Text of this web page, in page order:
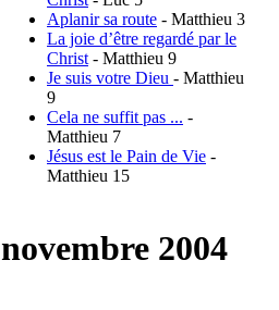
Aplanir sa route - Matthieu 3
La joie d’être regardé par le
Christ - Matthieu 9
Je suis votre Dieu - Matthieu
9
Cela ne suffit pas ... -
Matthieu 7
Jésus est le Pain de Vie -
Matthieu 15
novembre 2004